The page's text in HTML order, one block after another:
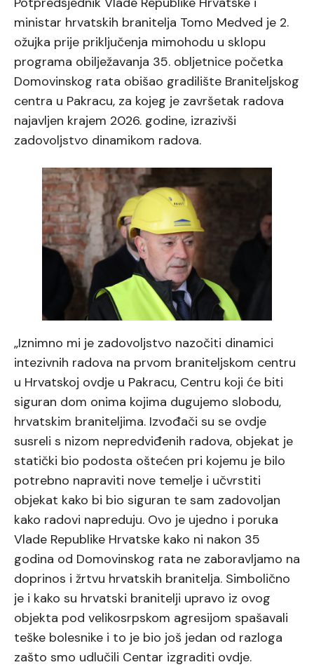
ministar hrvatskih branitelja Tomo Medved je 2.
ožujka prije priključenja mimohodu u sklopu
programa obilježavanja 35. obljetnice početka
Domovinskog rata obišao gradilište Braniteljskog
centra u Pakracu, za kojeg je završetak radova
najavljen krajem 2026. godine, izrazivši
zadovoljstvo dinamikom radova.
„Iznimno mi je zadovoljstvo nazočiti dinamici
intezivnih radova na prvom braniteljskom centru
u Hrvatskoj ovdje u Pakracu, Centru koji će biti
siguran dom onima kojima dugujemo slobodu,
hrvatskim braniteljima. Izvođači su se ovdje
susreli s nizom nepredviđenih radova, objekat je
statički bio podosta oštećen pri kojemu je bilo
potrebno napraviti nove temelje i učvrstiti
objekat kako bi bio siguran te sam zadovoljan
kako radovi napreduju. Ovo je ujedno i poruka
Vlade Republike Hrvatske kako ni nakon 35
godina od Domovinskog rata ne zaboravljamo na
doprinos i žrtvu hrvatskih branitelja. Simbolično
je i kako su hrvatski branitelji upravo iz ovog
objekta pod velikosrpskom agresijom spašavali
teške bolesnike i to je bio još jedan od razloga
zašto smo udlučili Centar izgraditi ovdje.